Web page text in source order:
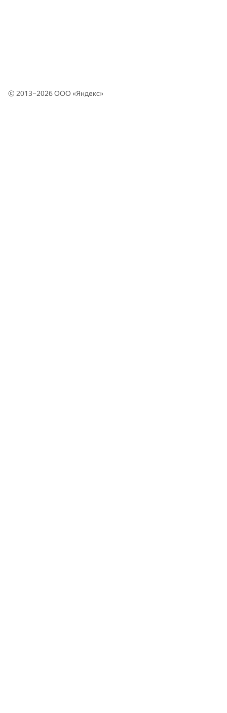
© 2013–2026 ООО «Яндекс»